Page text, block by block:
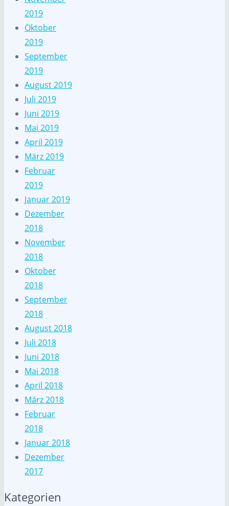
2019
Oktober
2019
September
2019
August 2019
Juli 2019
Juni 2019
Mai 2019
April 2019
März 2019
Februar
2019
Januar 2019
Dezember
2018
November
2018
Oktober
2018
September
2018
August 2018
Juli 2018
Juni 2018
Mai 2018
April 2018
März 2018
Februar
2018
Januar 2018
Dezember
2017
Kategorien